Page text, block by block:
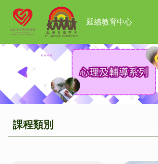
延續教育中心
課程類別